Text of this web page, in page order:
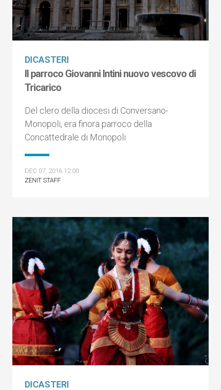
DICASTERI
Il parroco Giovanni Intini nuovo vescovo di
Tricarico
Del clero della diocesi di Conversano-
Monopoli, era finora parroco della
Concattedrale di Monopoli
DEC 07, 2016 12:00
ZENIT STAFF
DICASTERI